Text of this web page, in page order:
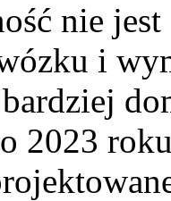
nie
i
2023